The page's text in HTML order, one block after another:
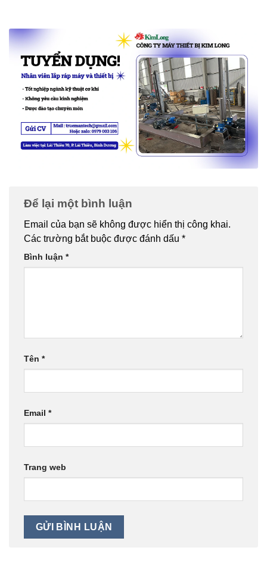
Để lại một bình luận
Email của bạn sẽ không được hiển thị công khai.
Các trường bắt buộc được đánh dấu *
Bình luận *
Tên *
Email *
Trang web